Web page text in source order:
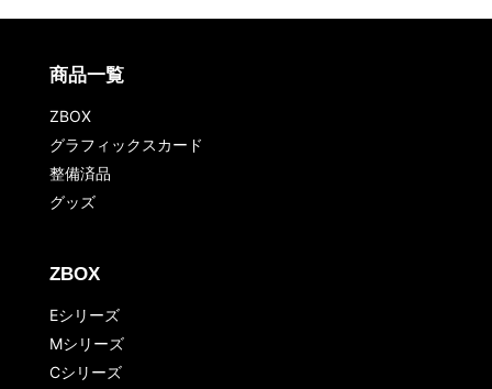
商品一覧
ZBOX
グラフィックスカード
整備済品
グッズ
ZBOX
Eシリーズ
Mシリーズ
Cシリーズ